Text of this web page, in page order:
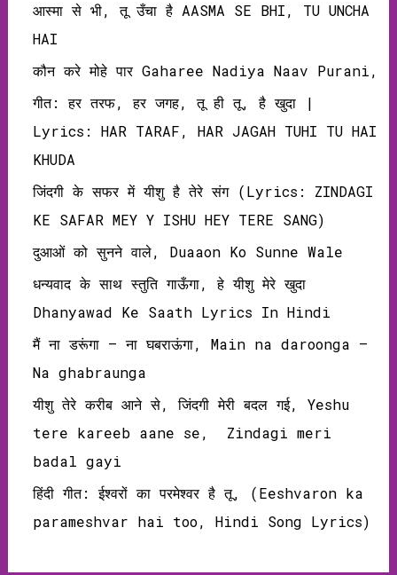
आस्मा से भी, तू उँचा है AASMA SE BHI, TU UNCHA
HAI
कौन करे मोहे पार Gaharee Nadiya Naav Purani,
गीत: हर तरफ, हर जगह, तू ही तू, है खुदा |
Lyrics: HAR TARAF, HAR JAGAH TUHI TU HAI
KHUDA
जिंदगी के सफर में यीशु है तेरे संग (Lyrics: ZINDAGI
KE SAFAR MEY Y ISHU HEY TERE SANG)
दुआओं को सुनने वाले, Duaaon Ko Sunne Wale
धन्यवाद के साथ स्तुति गाऊँगा, हे यीशु मेरे खुदा
Dhanyawad Ke Saath Lyrics In Hindi
मैं ना डरूंगा – ना घबराऊंगा, Main na daroonga –
Na ghabraunga
यीशु तेरे करीब आने से, जिंदगी मेरी बदल गई, Yeshu
tere kareeb aane se, Zindagi meri
badal gayi
हिंदी गीत: ईश्वरों का परमेश्वर है तू, (Eeshvaron ka
parameshvar hai too, Hindi Song Lyrics)